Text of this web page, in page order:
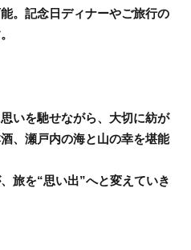
。記念日ディナーやご旅行の
いを馳せながら、大切に紡が
、瀬戸内の海と山の幸を堪能
旅を“思い出”へと変えていき